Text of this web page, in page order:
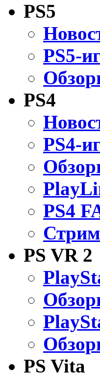
PS5
PS5-
PS4
PS4-
PS4
PS VR 2
PS Vita